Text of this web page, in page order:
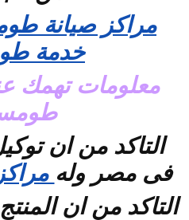
مراكز صيانة
خدمة
معلومات تهمك
التاكد من ان
فى مصر وله
التاكد من ان